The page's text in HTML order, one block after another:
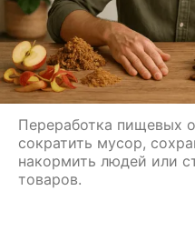
Переработка пищевых
сократить мусор,
накормить людей или
товаров.